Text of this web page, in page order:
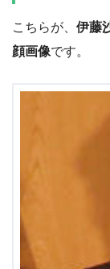
こちらが、 伊藤
顔画像です。